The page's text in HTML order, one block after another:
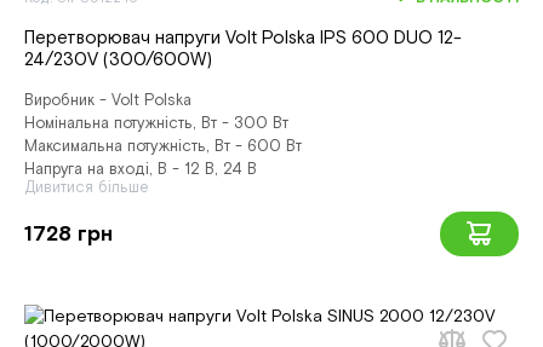
Перетворювач напруги Volt Polska IPS 600 DUO 12-
24/230V (300/600W)
Виробник - Volt Polska
Номінальна потужність, Вт - 300 Вт
Максимальна потужність, Вт - 600 Вт
Напруга на вході, В - 12 В, 24 В
Дивитися більше
1728 грн